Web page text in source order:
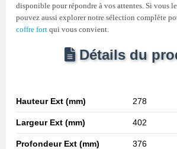
disponible pour répondre à vos attentes. Si vous
pouvez aussi explorer notre sélection complète
coffre fort qui vous convient.
Détails du
Hauteur Ext (mm) 278
Largeur Ext (mm) 402
Profondeur Ext (mm) 376